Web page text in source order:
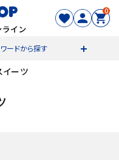
0
ードから探す
イーツ